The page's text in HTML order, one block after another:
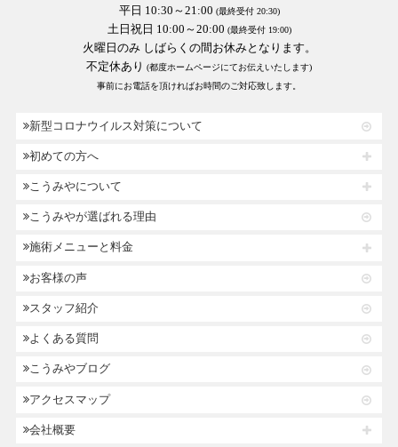
平日 10:30～21:00 (最終受付 20:30)
土日祝日 10:00～20:00 (最終受付 19:00)
火曜日のみ しばらくの間お休みとなります。
不定休あり (都度ホームページにてお伝えいたします)
事前にお電話を頂ければお時間のご対応致します。
新型コロナウイルス対策について
初めての方へ
こうみやについて
こうみやが選ばれる理由
施術メニューと料金
お客様の声
スタッフ紹介
よくある質問
こうみやブログ
アクセスマップ
会社概要